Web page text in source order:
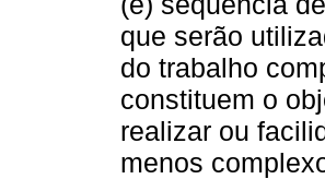
que serão
do trabalho
constituem o
realizar ou
menos